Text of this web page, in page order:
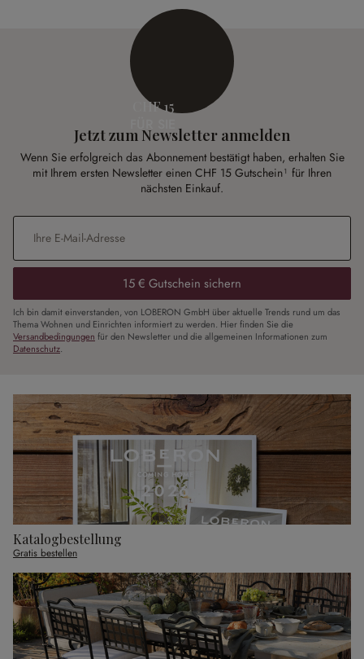
CHF 15
Jetzt zum Newsletter anmelden
Wenn Sie erfolgreich das Abonnement bestätigt haben, erhalten Sie
mit Ihrem ersten Newsletter einen CHF 15 Gutschein¹ für Ihren
nächsten Einkauf.
E-Mail-Adresse
15 € Gutschein sichern
Ich bin damit einverstanden, von LOBERON GmbH über aktuelle Trends rund um das
Thema Wohnen und Einrichten informiert zu werden. Hier finden Sie die
Versandbedingungen für den Newsletter und die allgemeinen Informationen zum
Datenschutz.
Katalogbestellung
Gratis bestellen